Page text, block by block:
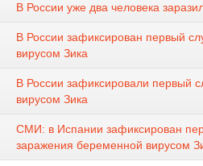
В России уже два человека
В России зафиксирован первый
вирусом Зика
В России зафиксировали первый
вирусом Зика
СМИ: в Испании зафиксирован
заражения беременной вирусом